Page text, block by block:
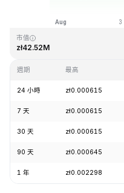
zł0.026889
市值
zł42.52M
週期 最高
24 小時 zł0.000615
7 天 zł0.000615
30 天 zł0.000615
90 天 zł0.000645
1 年 zł0.002298